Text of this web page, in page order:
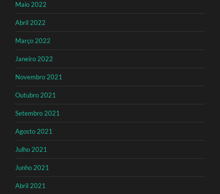
Maio 2022
Abril 2022
Março 2022
Janeiro 2022
Novembro 2021
Outubro 2021
Setembro 2021
Agosto 2021
Julho 2021
Junho 2021
Abril 2021